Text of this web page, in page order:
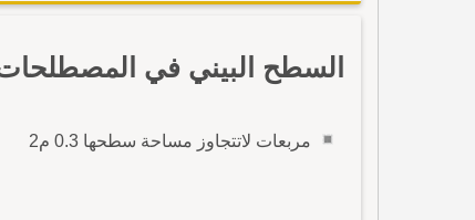
السطح البيني في المصطلحات
مربعات لاتتجاوز مساحة سطحها 0.3 م2